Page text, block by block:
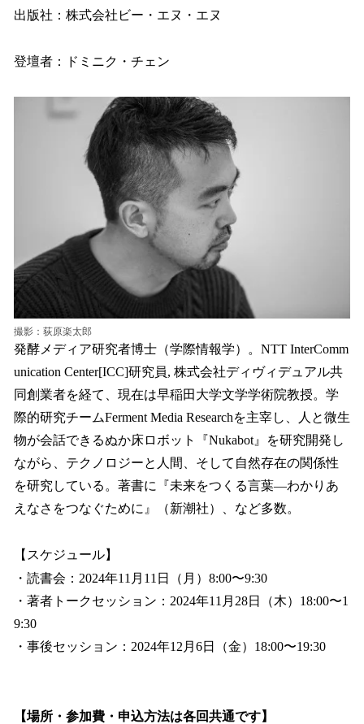
出版社：株式会社ビー・エヌ・エヌ
登壇者：ドミニク・チェン
撮影：荻原楽太郎
発酵メディア研究者博士（学際情報学）。NTT InterComm
unication Center[ICC]研究員, 株式会社ディヴィデュアル共
同創業者を経て、現在は早稲田大学文学学術院教授。学
際的研究チームFerment Media Researchを主宰し、人と微生
物が会話できるぬか床ロボット『Nukabot』を研究開発し
ながら、テクノロジーと人間、そして自然存在の関係性
を研究している。著書に『未来をつくる言葉―わかりあ
えなさをつなぐために』（新潮社）、など多数。
【スケジュール】
・読書会：2024年11月11日（月）8:00〜9:30
・著者トークセッション：2024年11月28日（木）18:00〜1
9:30
・事後セッション：2024年12月6日（金）18:00〜19:30
【場所・参加費・申込方法は各回共通です】